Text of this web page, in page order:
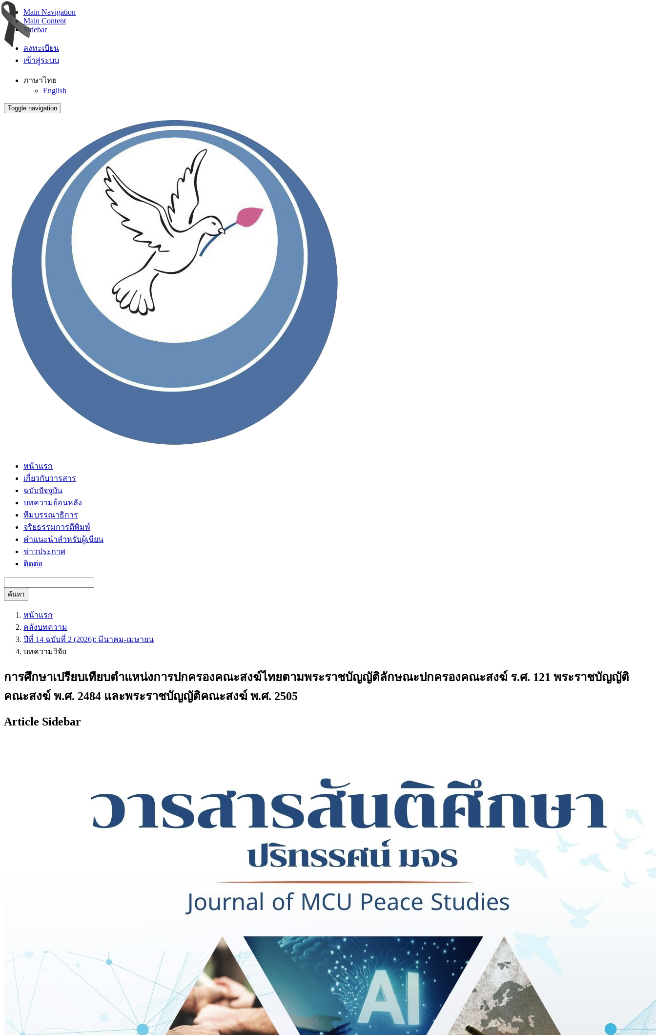
Main Navigation
Main Content
Sidebar
ลงทะเบียน
เข้าสู่ระบบ
ภาษาไทย
English
Toggle navigation
หน้าแรก
เกี่ยวกับวารสาร
ฉบับปัจจุบัน
บทความย้อนหลัง
ทีมบรรณาธิการ
จริยธรรมการตีพิมพ์
คำแนะนำสำหรับผู้เขียน
ข่าวประกาศ
ติดต่อ
ค้นหา
หน้าแรก
คลังบทความ
ปีที่ 14 ฉบับที่ 2 (2026): มีนาคม-เมษายน
บทความวิจัย
การศึกษาเปรียบเทียบตำแหน่งการปกครองคณะสงฆ์ไทยตามพระราชบัญญัติลักษณะปกครองคณะสงฆ์ ร.ศ. 121 พระราชบัญญัติ
คณะสงฆ์ พ.ศ. 2484 และพระราชบัญญัติคณะสงฆ์ พ.ศ. 2505
Article Sidebar